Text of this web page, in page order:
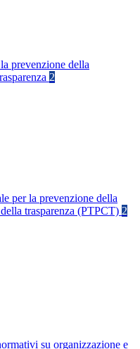
prevenzione della
2
per la prevenzione della
trasparenza (PTPCT) 2
su organizzazione e